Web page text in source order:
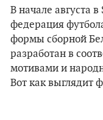
В начале августа
федерация
формы сборной
разработан в
мотивами и
Вот как выглядит